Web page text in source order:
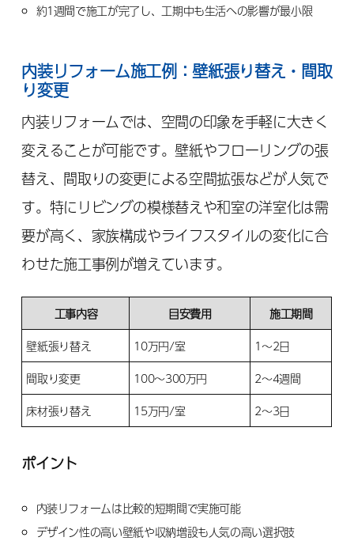
約1週間で施工が完了し、工期中も生活への影響が最小限
内装リフォーム施工例：壁紙張り替え・間取
り変更
内装リフォームでは、空間の印象を手軽に大きく
変えることが可能です。壁紙やフローリングの張
替え、間取りの変更による空間拡張などが人気で
す。特にリビングの模様替えや和室の洋室化は需
要が高く、家族構成やライフスタイルの変化に合
わせた施工事例が増えています。
工事内容 目安費用
施工期間
壁紙張り替え
10万円/室
1〜2日
間取り変更
100〜300万円
2〜4週間
床材張り替え
15万円/室 2〜3日
ポイント
内装リフォームは比較的短期間で実施可能
デザイン性の高い壁紙や収納増設も人気の高い選択肢